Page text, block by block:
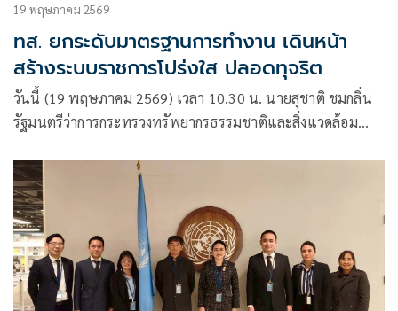
19 พฤษภาคม 2569
ทส. ยกระดับมาตรฐานการทำงาน เดินหน้า
สร้างระบบราชการโปร่งใส ปลอดทุจริต
วันนี้ (19 พฤษภาคม 2569) เวลา 10.30 น. นายสุชาติ ชมกลิ่น
รัฐมนตรีว่าการกระทรวงทรัพยากรธรรมชาติและสิ่งแวดล้อม
ทรัพยากรธรรมชาติ